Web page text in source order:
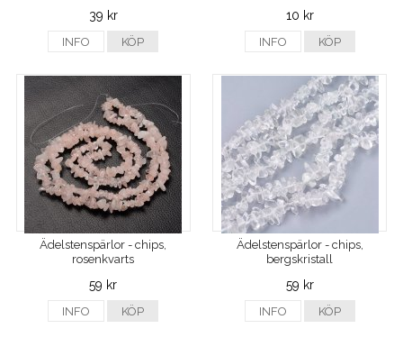
39 kr
INFO KÖP
10 kr
INFO KÖP
Ädelstenspärlor - chips,
rosenkvarts
59 kr
INFO KÖP
Ädelstenspärlor - chips,
bergskristall
59 kr
INFO KÖP